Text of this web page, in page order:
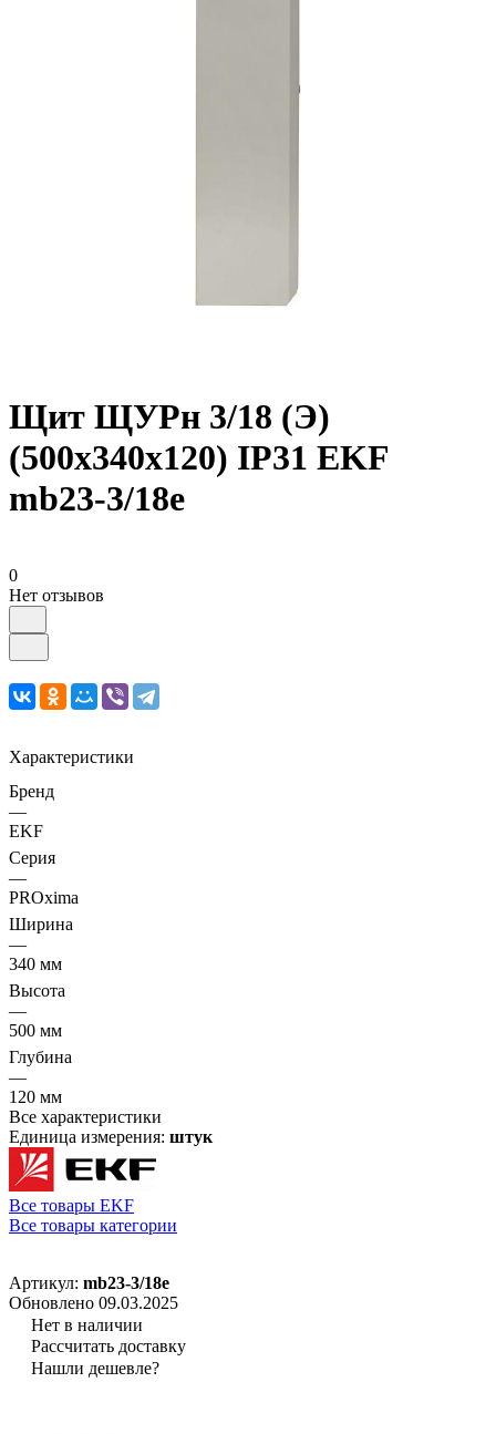
Щит ЩУРн 3/18 (Э)
(500х340х120) IP31 EKF
mb23-3/18e
0
Нет отзывов
Характеристики
Бренд
—
EKF
Серия
—
PROxima
Ширина
—
340 мм
Высота
—
500 мм
Глубина
—
120 мм
Все характеристики
Единица измерения: штук
Все товары EKF
Все товары категории
Артикул: mb23-3/18e
Обновлено 09.03.2025
Нет в наличии
Рассчитать доставку
Нашли дешевле?